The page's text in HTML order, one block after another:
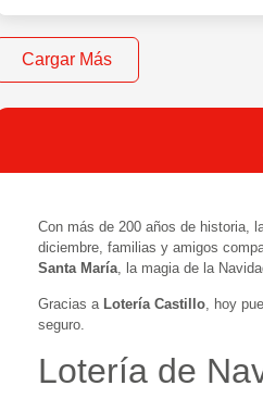
Cargar Más
Con más de 200 años de historia,
diciembre, familias y amigos
Santa María , la magia de la
Gracias a Lotería Castillo , hoy
seguro.
Lotería de